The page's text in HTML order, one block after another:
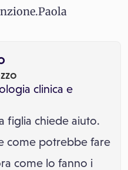
clinica e
figlia chiede aiuto.
come potrebbe fare
come lo fanno i